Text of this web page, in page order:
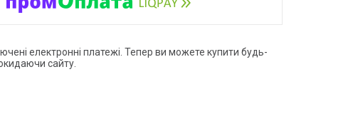
електронні платежі. Тепер ви можете купити будь-
сайту.